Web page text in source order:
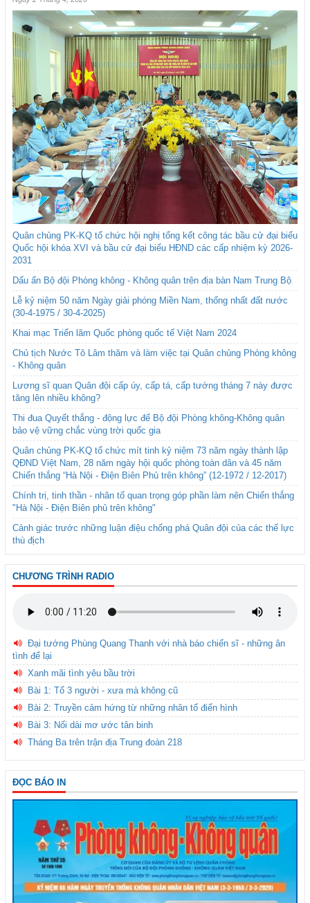
Quân chủng PK-KQ tổ chức hội nghị tổng kết công tác bầu cử đại biểu
Quốc hội khóa XVI và bầu cử đại biểu HĐND các cấp nhiệm kỳ 2026-
2031
Dấu ấn Bộ đội Phòng không - Không quân trên địa bàn Nam Trung Bộ
Lễ kỷ niệm 50 năm Ngày giải phóng Miền Nam, thống nhất đất nước
(30-4-1975 / 30-4-2025)
Khai mạc Triển lãm Quốc phòng quốc tế Việt Nam 2024
Chủ tịch Nước Tô Lâm thăm và làm việc tại Quân chủng Phòng không
- Không quân
Lương sĩ quan Quân đội cấp úy, cấp tá, cấp tướng tháng 7 này được
tăng lên nhiều không?
Thi đua Quyết thắng - động lực để Bộ đội Phòng không-Không quân
bảo vệ vững chắc vùng trời quốc gia
Quân chủng PK-KQ tổ chức mít tinh kỷ niệm 73 năm ngày thành lập
QĐND Việt Nam, 28 năm ngày hội quốc phòng toàn dân và 45 năm
Chiến thắng “Hà Nội - Điện Biên Phủ trên không” (12-1972 / 12-2017)
Chính trị, tinh thần - nhân tố quan trọng góp phần làm nên Chiến thắng
"Hà Nội - Điện Biên phủ trên không"
Cảnh giác trước những luận điệu chống phá Quân đội của các thế lực
thù địch
CHƯƠNG TRÌNH RADIO
Đại tướng Phùng Quang Thanh với nhà báo chiến sĩ - những ân
tình để lại
Xanh mãi tình yêu bầu trời
Bài 1: Tổ 3 người - xưa mà không cũ
Bài 2: Truyền cảm hứng từ những nhân tố điển hình
Bài 3: Nối dài mơ ước tân binh
Tháng Ba trên trận địa Trung đoàn 218
ĐỌC BÁO IN